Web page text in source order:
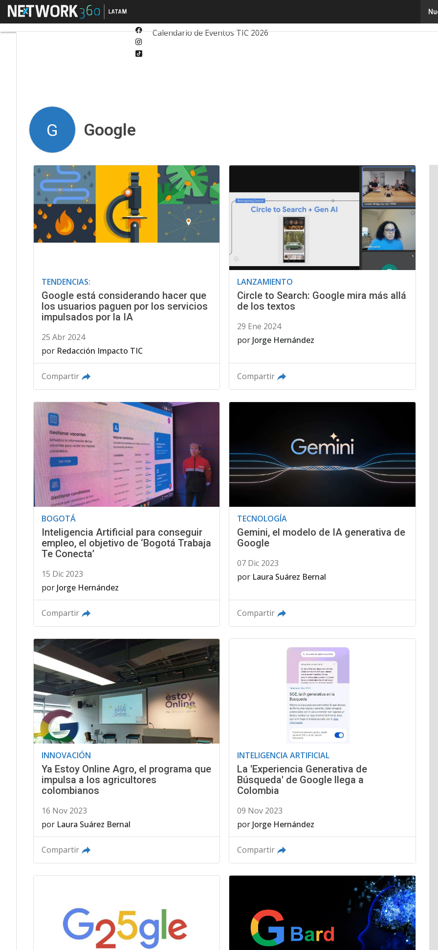
Menú
Facebook
Ciberseguridad
Calendario de Eventos TIC 2026
G Google
TENDENCIAS:
Google está considerando hacer que
los usuarios paguen por los servicios
impulsados por la IA
25 Abr 2024
por Redacción Impacto TIC
Compartir
LANZAMIENTO
Circle to Search: Google mira más allá
de los textos
29 Ene 2024
por Jorge Hernández
Compartir
BOGOTÁ
Inteligencia Artificial para conseguir
empleo, el objetivo de ‘Bogotá Trabaja
Te Conecta’
15 Dic 2023
por Jorge Hernández
Compartir
TECNOLOGÍA
Gemini, el modelo de IA generativa de
Google
07 Dic 2023
por Laura Suárez Bernal
Compartir
INNOVACIÓN
Ya Estoy Online Agro, el programa que
impulsa a los agricultores
colombianos
16 Nov 2023
por Laura Suárez Bernal
Compartir
INTELIGENCIA ARTIFICIAL
La 'Experiencia Generativa de
Búsqueda' de Google llega a
Colombia
09 Nov 2023
por Jorge Hernández
Compartir